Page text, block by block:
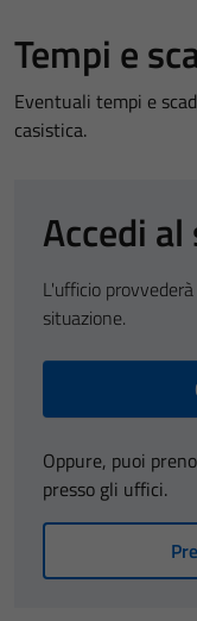
Tempi e
Eventuali tempi e
casistica.
Accedi
L'ufficio
situazione.
Oppure, puoi
presso gli uffici.